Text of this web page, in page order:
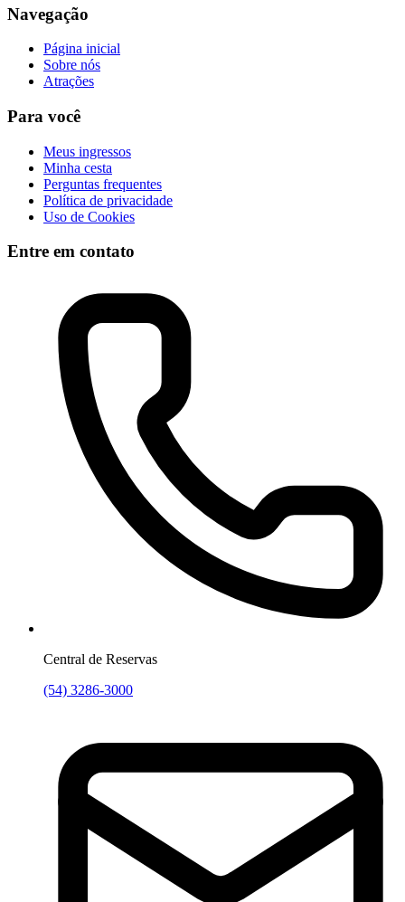
Navegação
Página inicial
Sobre nós
Atrações
Para você
Meus ingressos
Minha cesta
Perguntas frequentes
Política de privacidade
Uso de Cookies
Entre em contato
Central de Reservas
(54) 3286-3000